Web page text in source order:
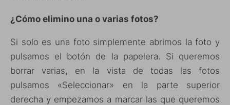
¿Cómo elimino una o varias fotos?
Si solo es una foto simplemente abrimos la foto y
pulsamos el botón de la papelera. Si queremos
borrar varias, en la vista de todas las fotos
pulsamos «Seleccionar» en la parte superior
derecha y empezamos a marcar las que queremos